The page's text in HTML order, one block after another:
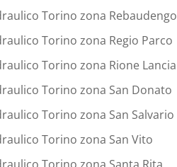
Torino zona Rebaudengo
Torino zona Regio Parco
Torino zona Rione Lancia
Torino zona San Donato
Torino zona San Salvario
Torino zona San Vito